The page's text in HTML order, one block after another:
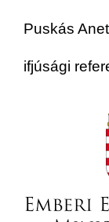
Puskás
ifjúsági